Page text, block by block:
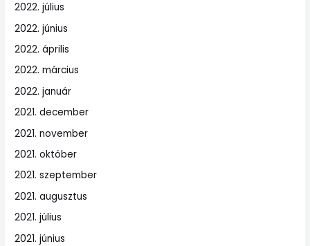
2022. július
2022. június
2022. április
2022. március
2022. január
2021. december
2021. november
2021. október
2021. szeptember
2021. augusztus
2021. július
2021. június